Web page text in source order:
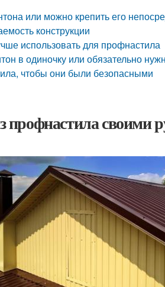
или можно крепить его
конструкции
использовать для профнастила
в одиночку или обязательно
чтобы они были безопасными
профнастила своими